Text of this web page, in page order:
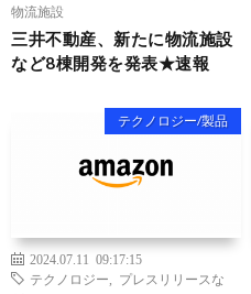
物流施設
三井不動産、新たに物流施設
など8棟開発を発表★速報
テクノロジー/製品
2024.07.11 09:17:15
テクノロジー
プレスリリースな